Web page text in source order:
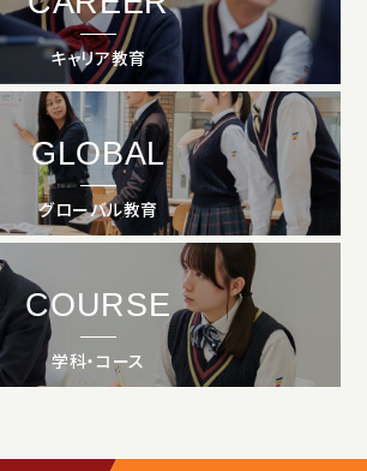
キャリア教育
GLOBAL
グローバル教育
COURSE
学科・コース